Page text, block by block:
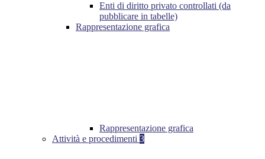
Enti di diritto privato controllati (da
pubblicare in tabelle)
Rappresentazione grafica
Rappresentazione grafica
Attività e procedimenti 3